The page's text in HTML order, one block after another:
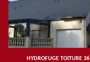
HYDROFUGE TOITURE 36